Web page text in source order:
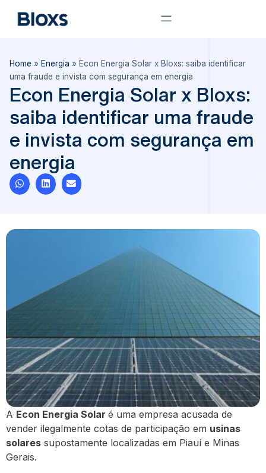
Home » Energia » Econ Energia Solar x Bloxs: saiba identificar
uma fraude e invista com segurança em energia
Econ Energia Solar x Bloxs:
saiba identificar uma fraude
e invista com segurança em
energia
A Econ Energia Solar é uma empresa acusada de
vender ilegalmente cotas de participação em usinas
solares supostamente localizadas em Piauí e Minas
Gerais.